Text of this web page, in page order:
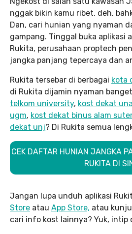
nggak bikin kamu ribet, deh,
Dan, cari hunian yang nyaman
gampang. Tinggal buka aplikasi
Rukita, perusahaan proptech
jangka panjang tepercaya dan
Rukita tersebar di berbagai kota
di Rukita dijamin nyaman
telkom university, kost dekat
ugm, kost dekat binus alam
dekat unj? Di Rukita semua
CEK DAFTAR HUNIAN JANGKA
RUKITA DI
Jangan lupa unduh aplikasi
Store atau App Store, atau
cari info kost lainnya? Yuk, intip